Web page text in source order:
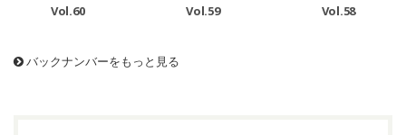
Vol.60 Vol.59 Vol.58
バックナンバーをもっと見る